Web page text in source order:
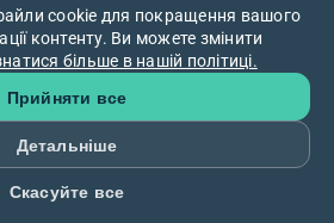
cookie для покращення вашого
контенту. Ви можете змінити
більше в нашій політиці.
Прийняти все
Детальніше
Скасуйте все
. All rights reserved